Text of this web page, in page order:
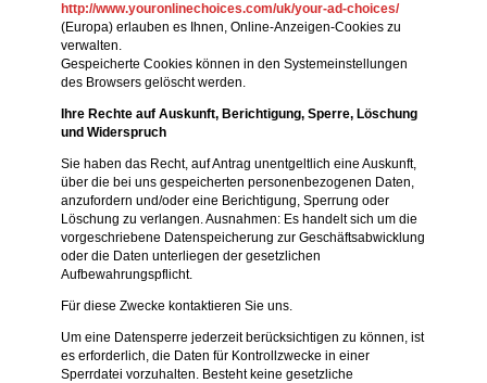
http://www.youronlinechoices.com/uk/your-ad-choices/
(Europa) erlauben es Ihnen, Online-Anzeigen-Cookies zu
verwalten.
Gespeicherte Cookies können in den Systemeinstellungen
des Browsers gelöscht werden.
Ihre Rechte auf Auskunft, Berichtigung, Sperre, Löschung
und Widerspruch
Sie haben das Recht, auf Antrag unentgeltlich eine Auskunft,
über die bei uns gespeicherten personenbezogenen Daten,
anzufordern und/oder eine Berichtigung, Sperrung oder
Löschung zu verlangen. Ausnahmen: Es handelt sich um die
vorgeschriebene Datenspeicherung zur Geschäftsabwicklung
oder die Daten unterliegen der gesetzlichen
Aufbewahrungspflicht.
Für diese Zwecke kontaktieren Sie uns.
Um eine Datensperre jederzeit berücksichtigen zu können, ist
es erforderlich, die Daten für Kontrollzwecke in einer
Sperrdatei vorzuhalten. Besteht keine gesetzliche